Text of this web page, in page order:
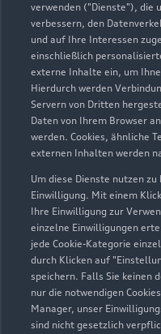
verwenden ("Dienste"), die
verbessern, den
und auf Ihre Interessen
einschließlich
externe Inhalte ein, um
Hierdurch werden
Servern von Dritten
Daten von Ihrem Browser
werden. Cookies, ähnliche
externen Inhalten werden
Um diese Dienste nutzen
Einwilligung. Mit einem
Ihre Einwilligung zur
einzelne Einwilligungen
jede Cookie-Kategorie
durch Klicken auf
speichern. Falls Sie keinen
nur die notwendigen
Manager, unser
sind nicht gesetzlich
Hahn
Co. KG NL
Servicepartner e-tron